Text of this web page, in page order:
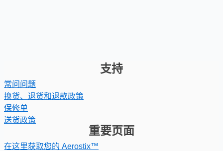
支持
常问问题
换货、退货和退款政策
保修单
送货政策
重要页面
在这里获取您的 Aerostix™